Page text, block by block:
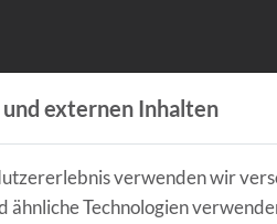
externen Inhalten
verwenden wir
ähnliche Technologien